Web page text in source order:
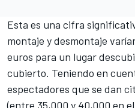
Esta es una cifra
montaje y desmontaje
euros para un lugar
cubierto. Teniendo en
espectadores que se dan
(entre 35,000 y 40,000 en